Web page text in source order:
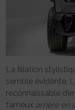
La filiation
semble évidente.
reconnaissable
fameux arrière en